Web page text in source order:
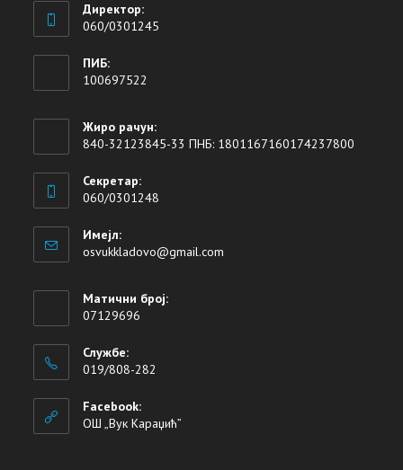
Директор:
060/0301245
ПИБ:
100697522
Жиро рачун:
840-32123845-33 ПНБ: 1801167160174237800
Секретар:
060/0301248
Имејл:
osvukkladovo@gmail.com
Матични број:
07129696
Службе:
019/808-282
Facebook:
ОШ „Вук Караџић”